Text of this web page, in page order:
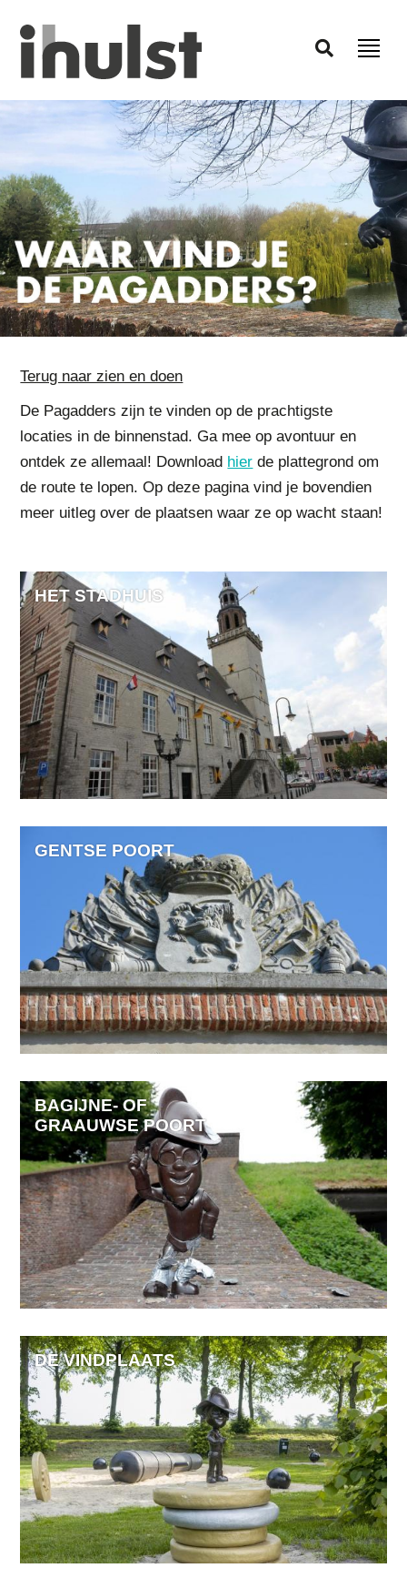
Terug naar zien en doen
De Pagadders zijn te vinden op de prachtigste
locaties in de binnenstad. Ga mee op avontuur en
ontdek ze allemaal! Download hier de plattegrond om
de route te lopen. Op deze pagina vind je bovendien
meer uitleg over de plaatsen waar ze op wacht staan!
HET STADHUIS
GENTSE POORT
BAGIJNE- OF
GRAAUWSE POORT
DE VINDPLAATS